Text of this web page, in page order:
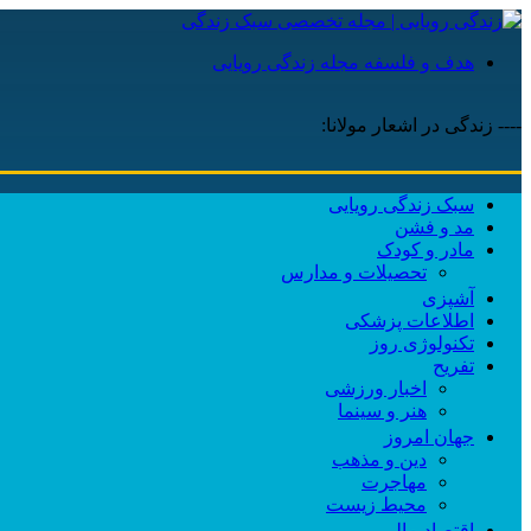
هدف و فلسفه مجله زندگی رویایی
---- زندگی در اشعار مولانا:
سبک زندگی رویایی
مد و فشن
مادر و کودک
تحصیلات و مدارس
آشپزی
اطلاعات پزشکی
تکنولوژی روز
تفریح
اخبار ورزشی
هنر و سینما
جهان امروز
دین و مذهب
مهاجرت
محیط زیست